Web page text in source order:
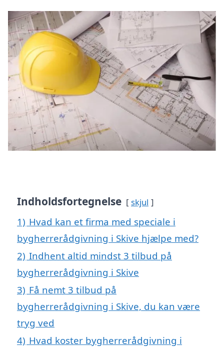
Indholdsfortegnelse skjul
1) Hvad kan et firma med speciale i
bygherrerådgivning i Skive hjælpe med?
2) Indhent altid mindst 3 tilbud på
bygherrerådgivning i Skive
3) Få nemt 3 tilbud på
bygherrerådgivning i Skive, du kan være
tryg ved
4) Hvad koster bygherrerådgivning i